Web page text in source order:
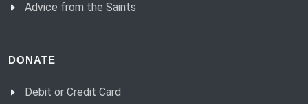
Advice from the Saints
DONATE
Debit or Credit Card